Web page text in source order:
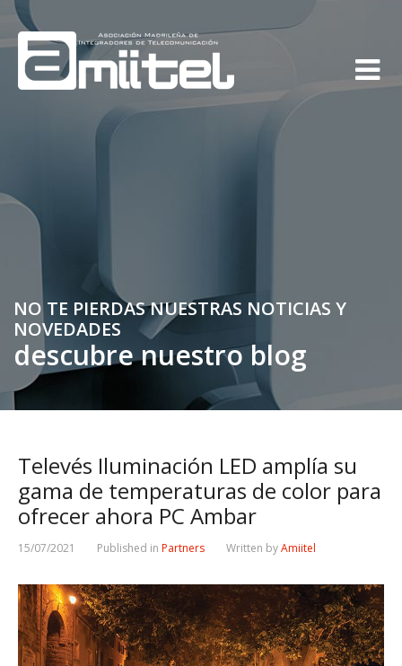
NO TE PIERDAS NUESTRAS NOTICIAS Y
NOVEDADES
descubre nuestro blog
Televés Iluminación LED amplía su
gama de temperaturas de color para
ofrecer ahora PC Ambar
15/07/2021 Published in Partners Written byAmiitel